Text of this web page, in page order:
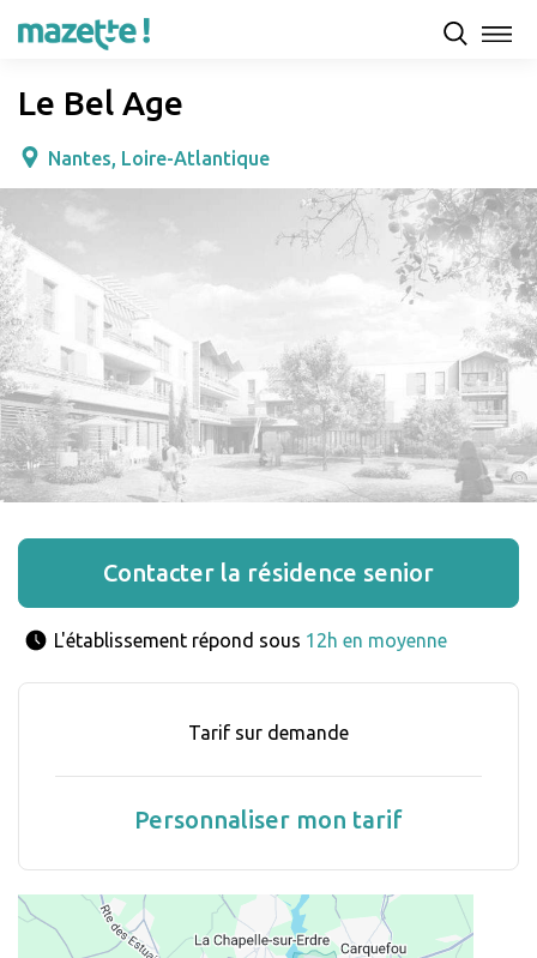
Le Bel Age
Nantes, Loire-Atlantique
Contacter la résidence senior
L'établissement répond sous 12h en moyenne
Tarif sur demande
Personnaliser mon tarif